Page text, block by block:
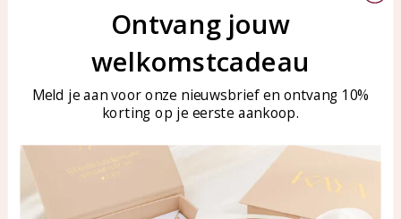
Veelgestelde vragen
Sieraden onderhouden
KAYA Sieraden
Bellen of WhatsApp Ma-Vr
tussen 09:00-17:00
Tel: 0850003187
WhatsApp: 0850003187
klantenservice@kayasierade
Ontvang jouw
welkomstcadeau
Meld je aan voor onze nieuwsbrief en ontvang 10%
korting op je eerste aankoop.